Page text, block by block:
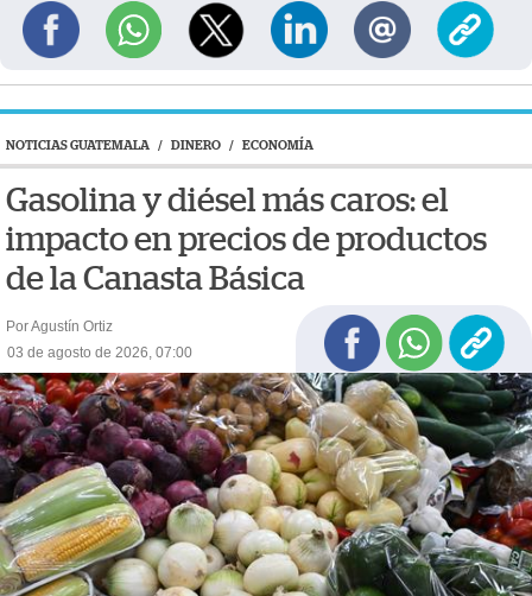
NOTICIAS GUATEMALA / DINERO / ECONOMÍA
Gasolina y diésel más caros: el
impacto en precios de productos
de la Canasta Básica
Por Agustín Ortiz
03 de agosto de 2026, 07:00